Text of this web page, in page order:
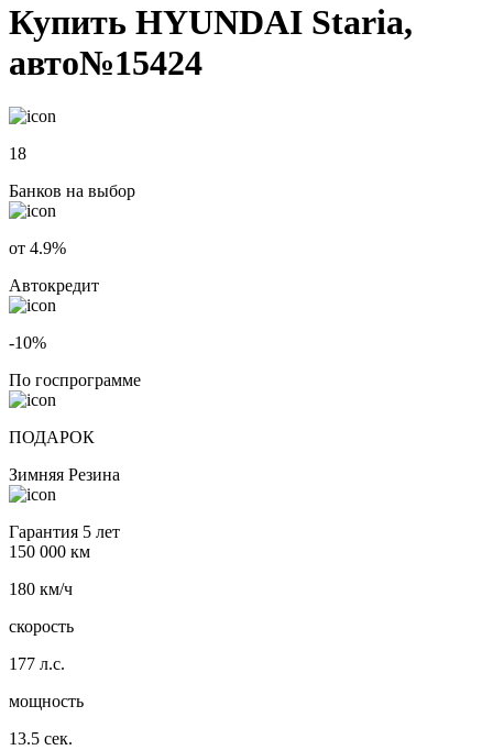
Купить HYUNDAI Staria,
авто№15424
18
Банков на выбор
от 4.9%
Автокредит
-10%
По госпрограмме
ПОДАРОК
Зимняя Резина
Гарантия 5 лет
150 000 км
180 км/ч
скорость
177 л.с.
мощность
13.5 сек.